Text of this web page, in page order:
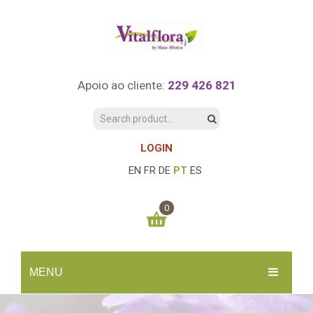
Apoio ao cliente: 229 426 821
LOGIN
EN FR DE PT ES
MENU
0
You have no items in your shopping cart
SUBTOTAL: 0.00€